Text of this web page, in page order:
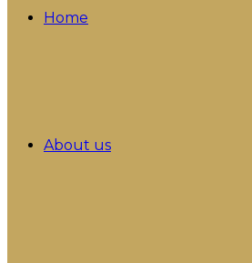
Home
About us